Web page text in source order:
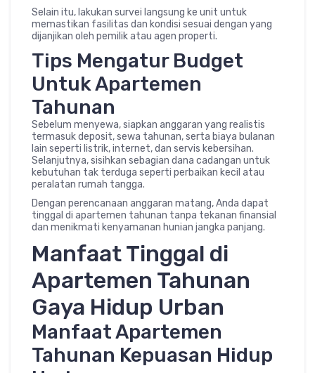
Selain itu, lakukan survei langsung ke unit untuk
memastikan fasilitas dan kondisi sesuai dengan yang
dijanjikan oleh pemilik atau agen properti.
Tips Mengatur Budget
Untuk Apartemen
Tahunan
Sebelum menyewa, siapkan anggaran yang realistis
termasuk deposit, sewa tahunan, serta biaya bulanan
lain seperti listrik, internet, dan servis kebersihan.
Selanjutnya, sisihkan sebagian dana cadangan untuk
kebutuhan tak terduga seperti perbaikan kecil atau
peralatan rumah tangga.
Dengan perencanaan anggaran matang, Anda dapat
tinggal di apartemen tahunan tanpa tekanan finansial
dan menikmati kenyamanan hunian jangka panjang.
Manfaat Tinggal di
Apartemen Tahunan
Gaya Hidup Urban
Manfaat Apartemen
Tahunan Kepuasan Hidup